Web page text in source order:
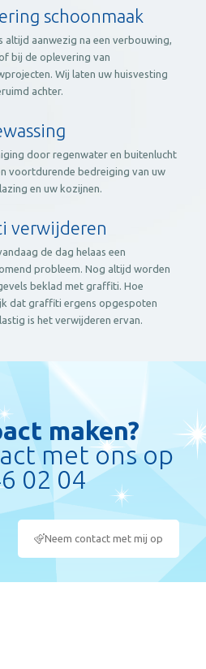
schoonmaak
altijd aanwezig na een verbouwing,
bij de oplevering van
Wij laten uw huisvesting
achter.
door regenwater en buitenlucht
voortdurende bedreiging van uw
en uw kozijnen.
verwijderen
de dag helaas een
probleem. Nog altijd worden
beklad met graffiti. Hoe
dat graffiti ergens opgespoten
is het verwijderen ervan.
maken?
met ons op
02 04
Neem contact met mij op